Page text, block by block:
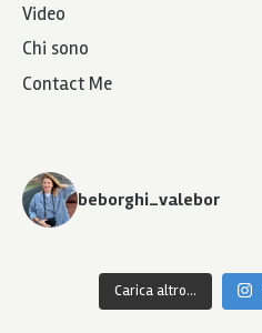
Video
Chi sono
Contact Me
beborghi_valebor
Carica altro...